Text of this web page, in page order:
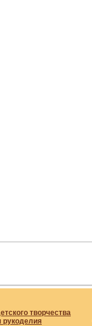
творчества
рукоделия